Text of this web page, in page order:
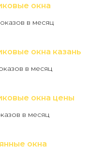
окна
в месяц
окна казань
в месяц
окна цены
в месяц
окна